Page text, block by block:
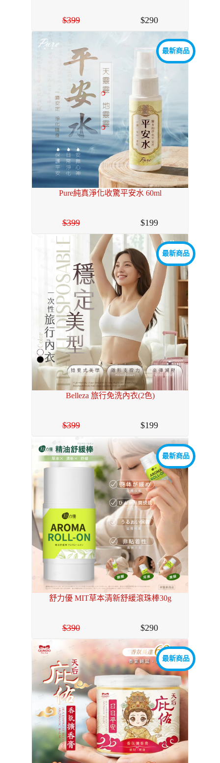
399 290
最新商品
Pure純真淨化收驚平安水 60ml
399 199
最新商品
Belleza 旅行免洗內衣(2色)
399 199
最新商品
舒力優 MIT草本清新舒緩滾珠棒30g
390 290
最新商品